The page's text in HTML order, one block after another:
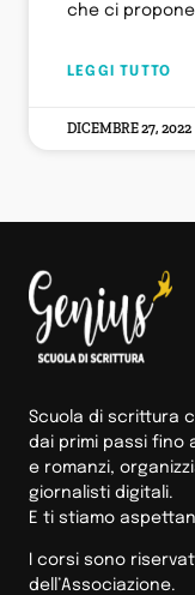
che ci
LEGGI TUTTO
DICEMBRE 27, 2022
Scuola di scrittura
dai primi passi fino
e romanzi,
giornalisti digitali.
E ti stiamo
I corsi sono
dell’Associazione.